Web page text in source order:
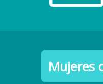
Mujeres